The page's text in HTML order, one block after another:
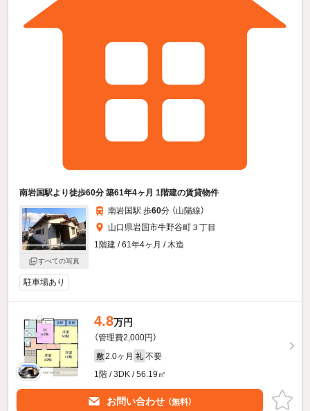
南岩国駅より徒歩60分 築61年4ヶ月 1階建の賃貸物件
すべての写真
南岩国駅 歩60分 （山陽線）
山口県岩国市牛野谷町３丁目
1階建 / 61年4ヶ月 / 木造
駐車場あり
4.8万円
（管理費2,000円）
敷 2.0ヶ月 礼 不要
1階 / 3DK / 56.19㎡
お問い合わせ （無料）